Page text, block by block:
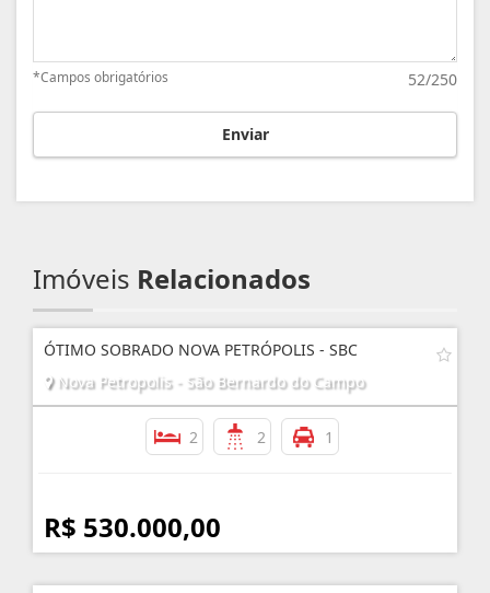
52/250
*Campos obrigatórios
Enviar
Imóveis Relacionados
ÓTIMO SOBRADO NOVA PETRÓPOLIS - SBC
Nova Petropolis - São Bernardo do Campo
2 2 1
R$ 530.000,00